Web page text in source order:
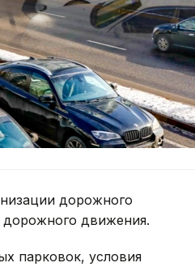
дорожного
дорожного движения.
парковок, условия